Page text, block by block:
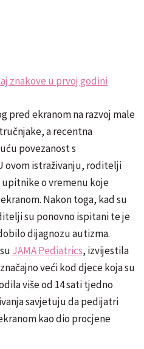
znakove u prvoj godini
pred ekranom na razvoj male
a recentna
povezanost s
ovom istraživanju, roditelji
upitnike o vremenu koje
Nakon toga, kad su
su ponovno ispitani te je
dijagnozu autizma.
JAMA Pediatrics, izvijestila
veći kod djece koja su
više od 14 sati tjedno
savjetuju da pedijatri
kao dio procjene